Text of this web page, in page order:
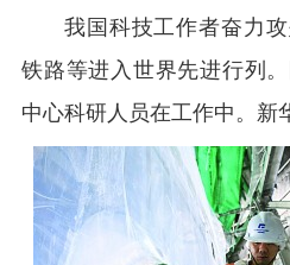
我国科技工作者奋力
铁路等进入世界先进行列
中心科研人员在工作中。新